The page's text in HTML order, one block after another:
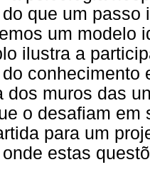
que um
um modelo
ilustra a
conhecimento
dos muros das
o desafiam
para um
estas